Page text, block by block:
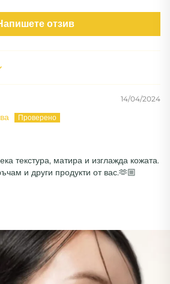
отзив
14/04/2024
текстура, матира и изглажда кожата.
и други продукти от вас.🫶🏼